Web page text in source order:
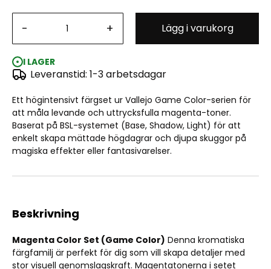
- + Lägg i varukorg
I LAGER
Leveranstid: 1-3 arbetsdagar
Ett högintensivt färgset ur Vallejo Game Color-serien för
att måla levande och uttrycksfulla magenta-toner.
Baserat på BSL-systemet (Base, Shadow, Light) för att
enkelt skapa mättade högdagrar och djupa skuggor på
magiska effekter eller fantasivarelser.
Vallejo Game Color: Magenta set (4x18ml)
Beskrivning
Magenta Color Set (Game Color) Denna kromatiska
färgfamilj är perfekt för dig som vill skapa detaljer med
stor visuell genomslagskraft. Magentatonerna i setet